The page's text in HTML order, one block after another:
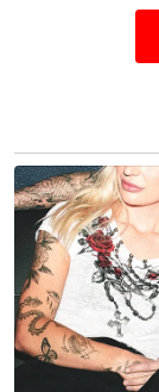
Nurliana
berkata,